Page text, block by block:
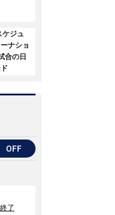
ケジュ
ナショ
合の日
OFF
了